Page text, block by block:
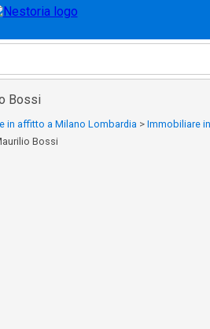
Bossi
in affitto a Milano Lombardia > Immobiliare
Bossi